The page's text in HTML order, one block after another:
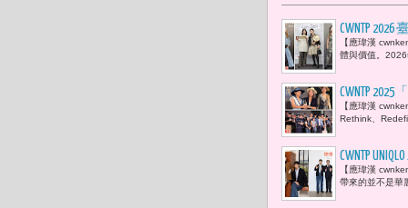
CWNTP
新聞主播
【應瑋漢
體與價值。
CWNTP
我再次體
【應瑋漢
Rethink、
CWNTP
很愜意。
【應瑋漢
帶來的並不是華